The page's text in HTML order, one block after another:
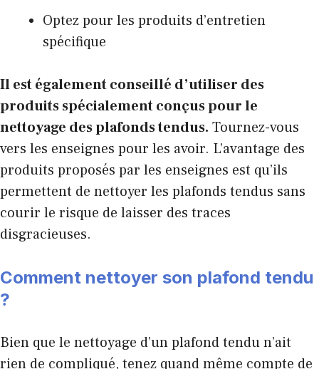
Optez pour les produits d’entretien
spécifique
Il est également conseillé d’utiliser des
produits spécialement conçus pour le
nettoyage des plafonds tendus. Tournez-vous
vers les enseignes pour les avoir. L’avantage des
produits proposés par les enseignes est qu’ils
permettent de nettoyer les plafonds tendus sans
courir le risque de laisser des traces
disgracieuses.
Comment nettoyer son plafond tendu
?
Bien que le nettoyage d’un plafond tendu n’ait
rien de compliqué, tenez quand même compte de